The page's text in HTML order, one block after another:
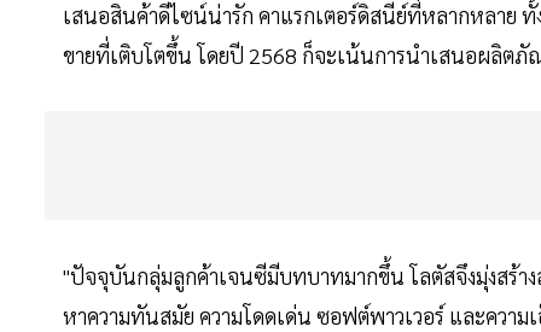
เสนอสินค้าดีไซน์น่ารัก คาแรกเตอร์ดิสนีย์ที่หลากหลาย
ขายที่เติบโตขึ้น โดยปี 2568 ก็จะเน้นการนำเสนอผลิต
"ปัจจุบันกลุ่มลูกค้าเจนซีมีบทบาทมากขึ้น โลตัสจึงมุ่งสร้า
หาความทันสมัย ความโดดเด่น ซอฟต์พาวเวอร์ และควา